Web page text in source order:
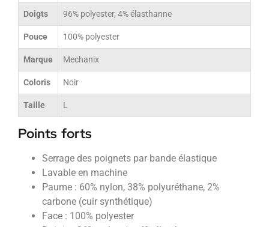
Doigts 96% polyester, 4% élasthanne
Pouce 100% polyester
Marque Mechanix
Coloris Noir
Taille L
Points forts
Serrage des poignets par bande élastique
Lavable en machine
Paume : 60% nylon, 38% polyuréthane, 2%
carbone (cuir synthétique)
Face : 100% polyester